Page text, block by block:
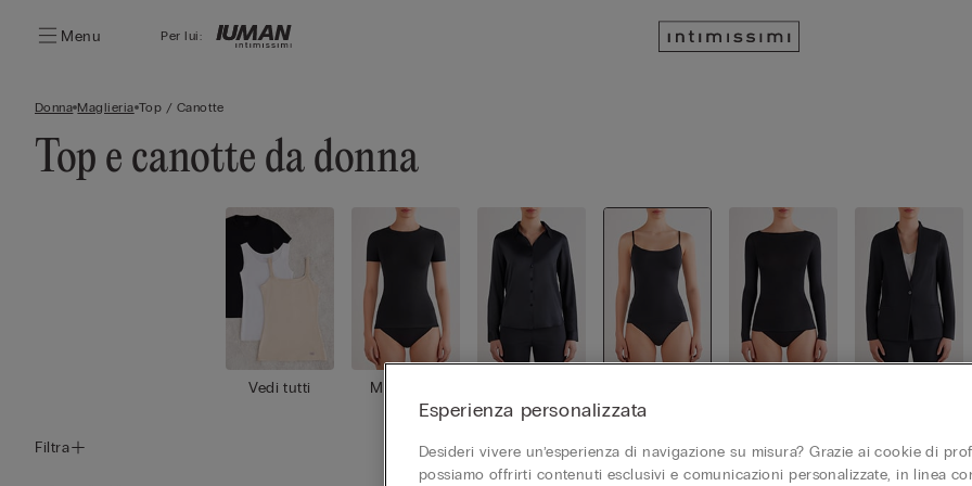
Menu Per lui:
Donna Maglieria Top / Canotte
Top e canotte da donna
Vedi tutti
Maglie ma
niche cort
otte
Filtra
Esperienza personalizzata
Desideri vivere un’esperienza di navigazione su misura? Grazie ai cookie di
possiamo offrirti contenuti esclusivi e comunicazioni personalizzate, in linea